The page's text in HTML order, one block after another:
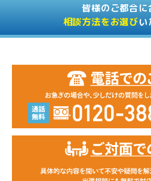
皆様のご都合に
相談方法をお選びい